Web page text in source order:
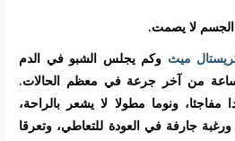
الجسم لا يصمت.
ميث وكم يجلس الشبو في الدم
طبيا وتبدأ خلال 24 ساعة من آخر جرعة في معظم الحالات.
ونوما مطولا لا يشعر بالراحة،
ورغبة جارفة في العودة للتعاطي، وتعرقا